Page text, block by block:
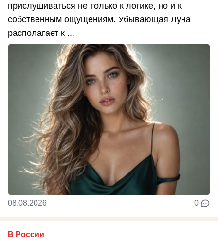
прислушиваться не только к логике, но и к
собственным ощущениям. Убывающая Луна
располагает к ...
08.08.2026 0
В России